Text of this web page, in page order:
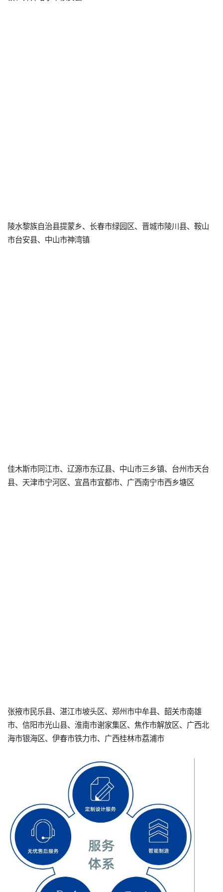
陵水黎族自治县提蒙乡、长春市绿园区、晋城市陵川县、鞍山
市台安县、中山市神湾镇
佳木斯市同江市、辽源市东辽县、中山市三乡镇、台州市天台
县、天津市宁河区、宜昌市宜都市、广西南宁市西乡塘区
张掖市民乐县、湛江市坡头区、郑州市中牟县、韶关市南雄
市、信阳市光山县、淮南市谢家集区、焦作市解放区、广西北
海市银海区、伊春市铁力市、广西桂林市荔浦市